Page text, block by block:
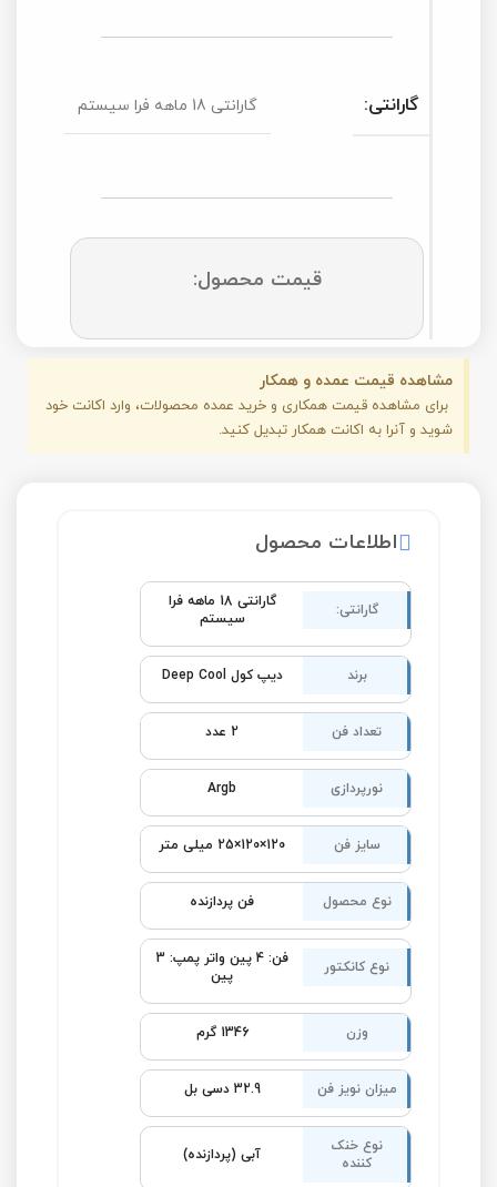
گارانتی: گارانتی 18 ماهه فرا سیستم
قیمت محصول:
مشاهده قیمت عمده و همکار
برای مشاهده قیمت همکاری و خرید عمده محصولات، وارد اکانت خود
شوید و آنرا به اکانت همکار تبدیل کنید.
اطلاعات محصول
گارانتی:
گارانتی 18 ماهه فرا
سیستم
برند دیپ کول Deep Cool
تعداد فن 2 عدد
نورپردازی Argb
سایز فن 120×120×25 میلی متر
نوع محصول فن پردازنده
نوع کانکتور
فن: 4 پین واتر پمپ: 3
پین
وزن 1346 گرم
میزان نویز فن 32.9 دسی بل
نوع خنک
کننده
آبی (پردازنده)